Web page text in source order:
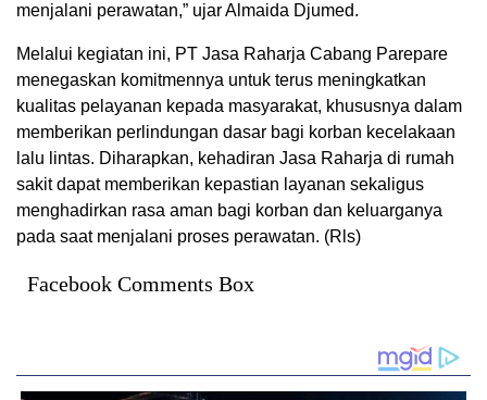
menjalani perawatan,” ujar Almaida Djumed.
Melalui kegiatan ini, PT Jasa Raharja Cabang Parepare
menegaskan komitmennya untuk terus meningkatkan
kualitas pelayanan kepada masyarakat, khususnya dalam
memberikan perlindungan dasar bagi korban kecelakaan
lalu lintas. Diharapkan, kehadiran Jasa Raharja di rumah
sakit dapat memberikan kepastian layanan sekaligus
menghadirkan rasa aman bagi korban dan keluarganya
pada saat menjalani proses perawatan. (Rls)
Facebook Comments Box